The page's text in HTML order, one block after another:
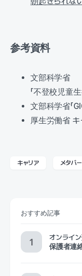
参考資料
文部科学省
「不登校児童
文部科学省「
厚生労働省 キ
キャリア メタバ
おすすめ記事
オンライ
保護者連